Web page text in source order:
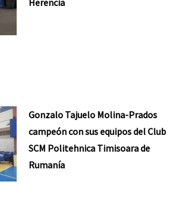
Herencia
Gonzalo Tajuelo Molina-Prados
campeón con sus equipos del Club
SCM Politehnica Timisoara de
Rumanía